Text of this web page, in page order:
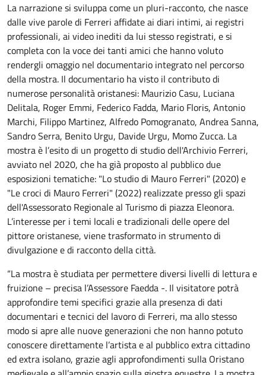
La narrazione si sviluppa come un pluri-racconto, che nasce
dalle vive parole di Ferreri affidate ai diari intimi, ai registri
professionali, ai video inediti da lui stesso registrati, e si
completa con la voce dei tanti amici che hanno voluto
rendergli omaggio nel documentario integrato nel percorso
della mostra. Il documentario ha visto il contributo di
numerose personalità oristanesi: Maurizio Casu, Luciana
Delitala, Roger Emmi, Federico Fadda, Mario Floris, Antonio
Marchi, Filippo Martinez, Alfredo Pomogranato, Andrea Sanna,
Sandro Serra, Benito Urgu, Davide Urgu, Momo Zucca. La
mostra è l’esito di un progetto di studio dell'Archivio Ferreri,
avviato nel 2020, che ha già proposto al pubblico due
esposizioni tematiche: "Lo studio di Mauro Ferreri" (2020) e
"Le croci di Mauro Ferreri" (2022) realizzate presso gli spazi
dell'Assessorato Regionale al Turismo di piazza Eleonora.
L’interesse per i temi locali e tradizionali delle opere del
pittore oristanese, viene trasformato in strumento di
divulgazione e di racconto della città.
“La mostra è studiata per permettere diversi livelli di lettura e
fruizione – precisa l’Assessore Faedda -. Il visitatore potrà
approfondire temi specifici grazie alla presenza di dati
documentari e tecnici del lavoro di Ferreri, ma allo stesso
modo si apre alle nuove generazioni che non hanno potuto
conoscere direttamente l’artista e al pubblico extra cittadino
ed extra isolano, grazie agli approfondimenti sulla Oristano